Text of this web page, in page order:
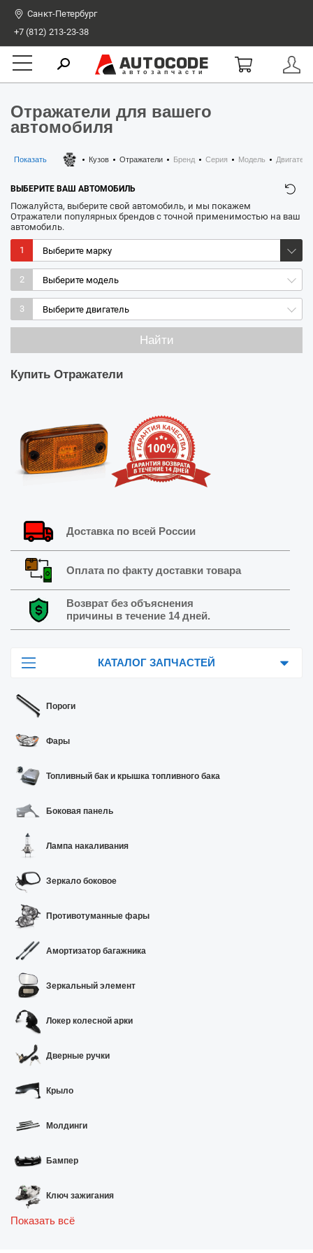
Санкт-Петербург
+7 (812) 213-23-38
AUTOCODE
автозапчасти
Отражатели для вашего
автомобиля
Показать Кузов Отражатели Бренд Серия Модель Двигатель
ВЫБЕРИТЕ ВАШ АВТОМОБИЛЬ
Пожалуйста, выберите свой автомобиль, и мы покажем
Отражатели популярных брендов с точной применимостью на ваш
автомобиль.
1
2
3
Найти
Купить Отражатели
Доставка по всей России
Оплата по факту доставки товара
Возврат без объяснения
причины в течение 14 дней.
КАТАЛОГ ЗАПЧАСТЕЙ
Пороги
Фары
Топливный бак и крышка топливного бака
Боковая панель
Лампа накаливания
Зеркало боковое
Противотуманные фары
Амортизатор багажника
Зеркальный элемент
Локер колесной арки
Дверные ручки
Крыло
Молдинги
Бампер
Ключ зажигания
Показать всё